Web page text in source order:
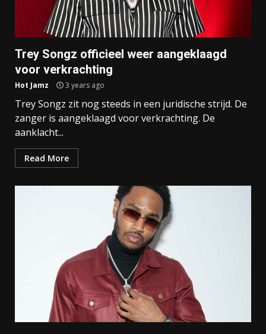
Trey Songz officieel weer aangeklaagd
voor verkrachting
Hot Jamz 3 years ago
Trey Songz zit nog steeds in een juridische strijd. De
zanger is aangeklaagd voor verkrachting. De
aanklacht...
Read More